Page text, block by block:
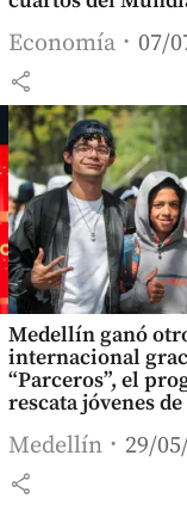
Economía 07/
share
Medellín ganó
internacional
“Parceros”, el
rescata jóvenes
Medellín 29/
share